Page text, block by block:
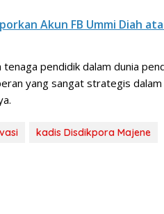
Akun FB Ummi Diah
pendidik dalam dunia
yang sangat strategis
kadis Disdikpora Majene